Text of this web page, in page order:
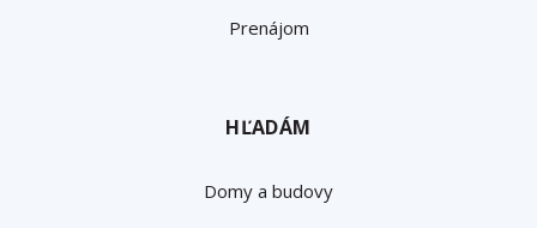
Prenájom
HĽADÁM
Domy a budovy